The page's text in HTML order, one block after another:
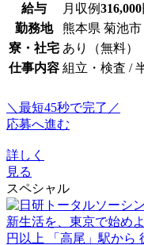
給与 月収例316,000
勤務地
熊本県 菊池市
寮・社宅 あり（無料）
仕事内容 組立・検査 /
＼最短45秒で完了／
応募へ進む
詳しく
見る
スペシャル